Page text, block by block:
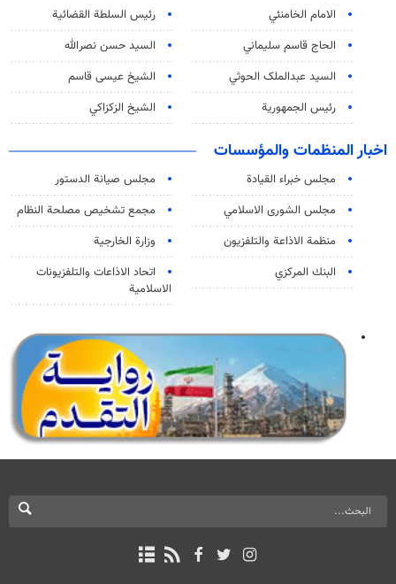
الامام الخامنئي
رئیس السلطة القضائیة
الحاج قاسم سليماني
السيد حسن نصرالله
السید عبدالملک الحوثي
الشيخ عيسى قاسم
رئيس الجمهورية
الشيخ الزكزاكي
اخبار المنظمات والمؤسسات
مجلس خبراء القيادة
مجلس صيانة الدستور
مجلس الشورى الاسلامي
مجمع تشخيص مصلحة النظام
منظمة الاذاعة والتلفزیون
وزارة الخارجية
البنك المركزي
اتحاد الاذاعات والتلفزيونات
الاسلامية